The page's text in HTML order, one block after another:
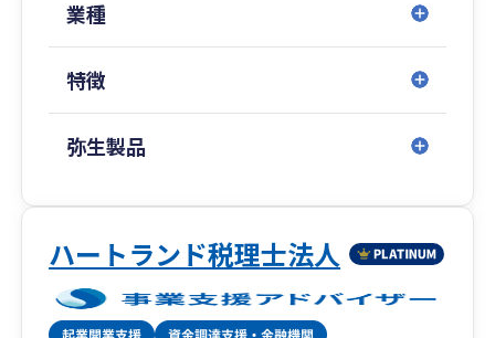
リモート面談も実施しているため、全国のお客様
業種
特徴
弥生製品
ハートランド税理士法人